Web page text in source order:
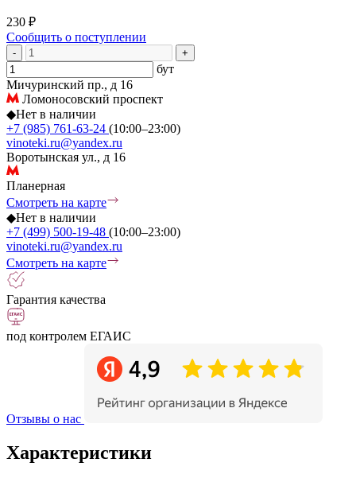
230 ₽
Сообщить о поступлении
- +
бут
Мичуринский пр., д 16
Ломоносовский проспект
◆Нет в наличии
+7 (985) 761-63-24 (10:00–23:00)
vinoteki.ru@yandex.ru
Воротынская ул., д 16
Планерная
Смотреть на карте
◆Нет в наличии
+7 (499) 500-19-48 (10:00–23:00)
vinoteki.ru@yandex.ru
Смотреть на карте
Гарантия качества
под контролем ЕГАИС
Отзывы о нас
Характеристики